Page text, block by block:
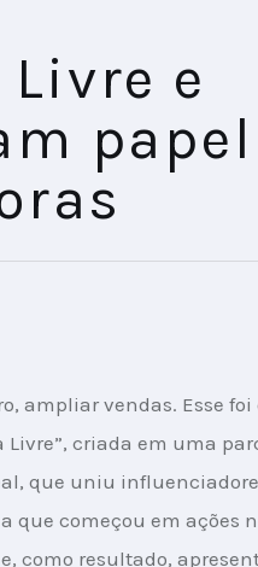
e
papel
ampliar vendas. Esse foi
criada em uma
que uniu
que começou em ações
como resultado,